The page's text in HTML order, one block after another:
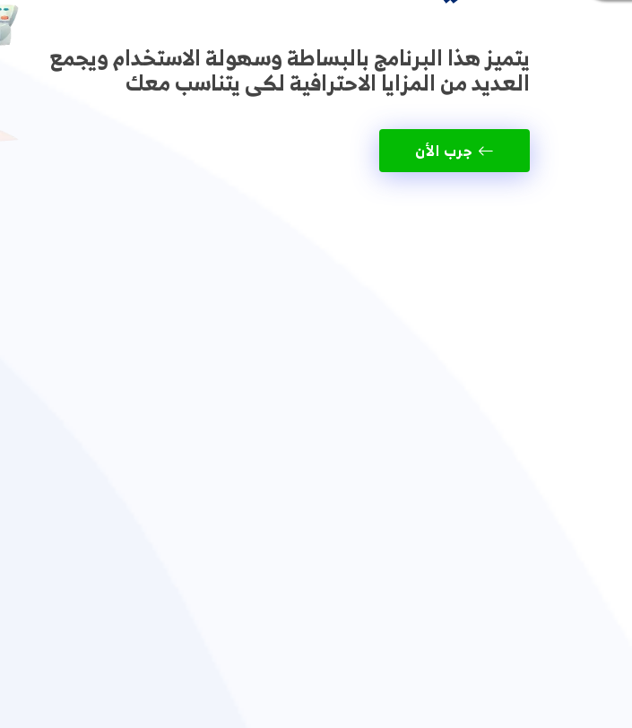
يتميز هذا البرنامج بالبساطة وسهولة الاستخدام ويجمع
العديد من المزايا الاحترافية لكى يتناسب معك
جرب الأن